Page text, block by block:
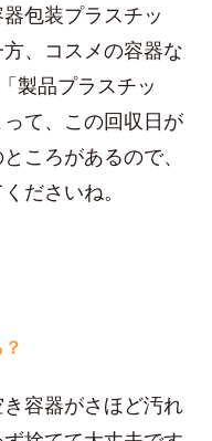
包装プラスチッ
、コスメの容器な
製品プラスチッ
て、この回収日が
ころがあるので、
ださいね。
容器がさほど汚れ